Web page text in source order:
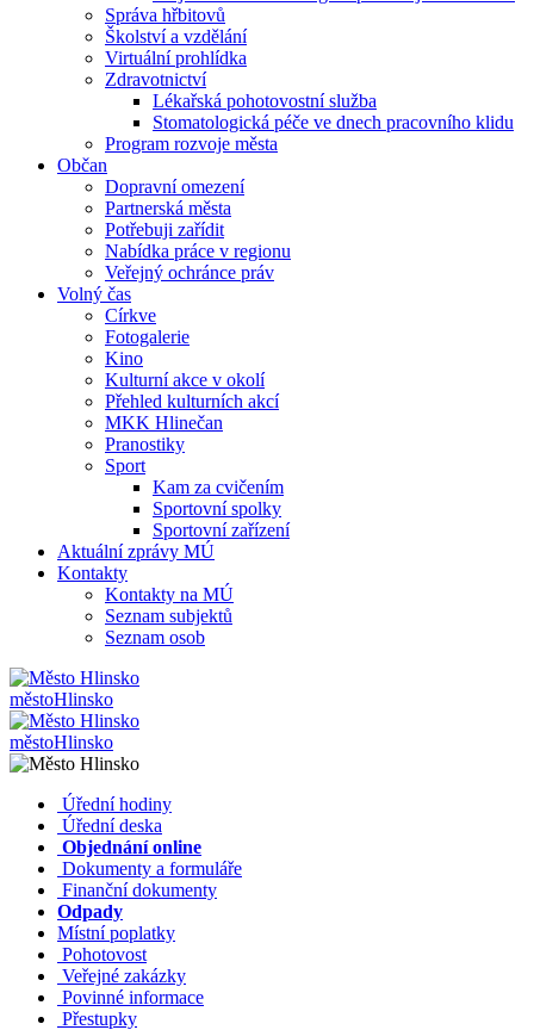
Správa hřbitovů
Školství a vzdělání
Virtuální prohlídka
Zdravotnictví
Lékařská pohotovostní služba
Stomatologická péče ve dnech pracovního klidu
Program rozvoje města
Občan
Dopravní omezení
Partnerská města
Potřebuji zařídit
Nabídka práce v regionu
Veřejný ochránce práv
Volný čas
Církve
Fotogalerie
Kino
Kulturní akce v okolí
Přehled kulturních akcí
MKK Hlinečan
Pranostiky
Sport
Kam za cvičením
Sportovní spolky
Sportovní zařízení
Aktuální zprávy MÚ
Kontakty
Kontakty na MÚ
Seznam subjektů
Seznam osob
městoHlinsko
městoHlinsko
Úřední hodiny
Úřední deska
Objednání online
Dokumenty a formuláře
Finanční dokumenty
Odpady
Místní poplatky
Pohotovost
Veřejné zakázky
Povinné informace
Přestupky